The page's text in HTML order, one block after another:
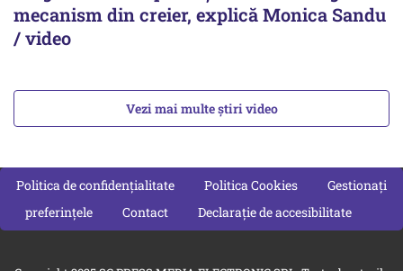
mecanism din creier, explică Monica Sandu
/ video
Vezi mai multe știri video
Politica de confidențialitate Politica Cookies
Gestionați
preferințele
Contact Declarație de accesibilitate